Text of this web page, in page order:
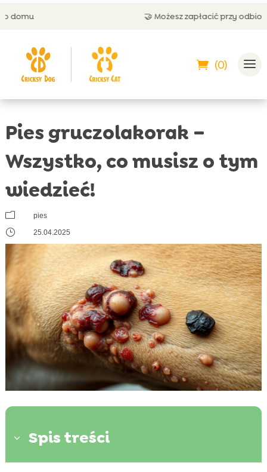
🤝 Możesz zapłacić przy odbiorze
(0)
Pies gruczolakorak –
Wszystko, co musisz o tym
wiedzieć!
m pies
} 25.04.2025
3 Spis treści